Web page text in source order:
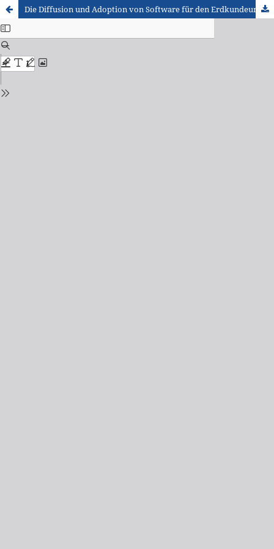
Die Diffusion und Adoption von Software für den Erdkundeunterricht (Teil II)